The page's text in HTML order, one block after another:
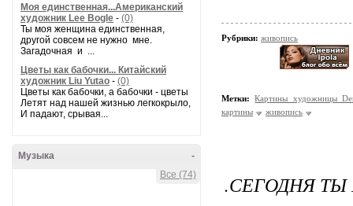
Моя единственная...Американский
художник Lee Bogle - (0)
Ты моя женщина единственная,
другой совсем не нужно мне.
Загадочная и ...
Цветы как бабочки... Китайский
художник Liu Yutao - (0)
Цветы как бабочки, а бабочки - цветы
Летят над нашей жизнью легкокрыло,
И падают, срывая...
-
Музыка
Все (74)
Рубрики: живопись
Метки:
Картины художницы
картины
живопись
.СЕГОДНЯ